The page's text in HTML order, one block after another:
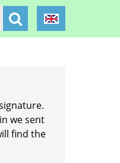
we sent
find the